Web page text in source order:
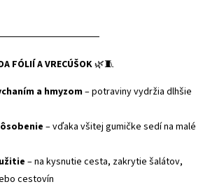
FÓLIÍ A VRECÚŠOK🌿🧵
a hmyzom– potraviny vydržia dlhšie
– vďaka všitej gumičke sedí na malé
– na kysnutie cesta, zakrytie šalátov,
cestovín